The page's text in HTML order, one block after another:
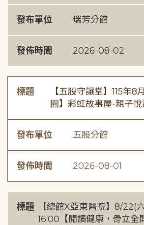
發布單位 瑞芳分館
發佈時間 2026-08-02
標題
【五股守讓堂】115年8
圈】彩虹故事屋-親子
發布單位 五股分館
發佈時間 2026-08-01
標題
【總館X亞東醫院】8/22(
16:00【閱讀健康，骨立全